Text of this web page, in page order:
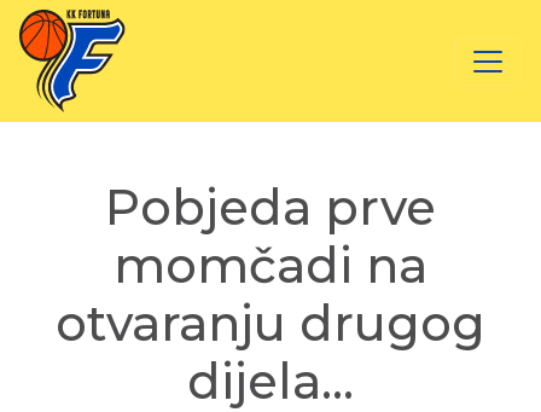
Pobjeda prve
momčadi na
otvaranju drugog
dijela…